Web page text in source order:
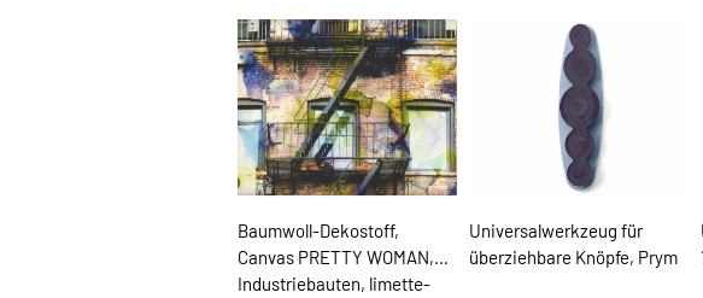
Baumwoll-Dekostoff,
Canvas PRETTY WOMAN,
Industriebauten, limette-
Universalwerkzeug für
überziehbare Knöpfe, Prym